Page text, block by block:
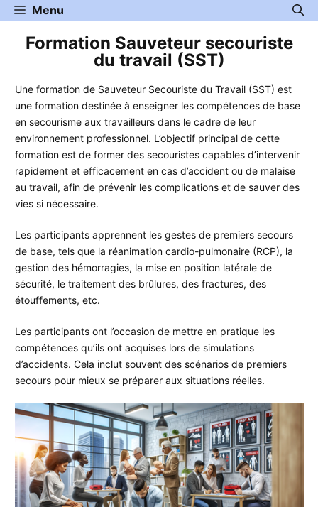
Aller
au
contenu
Menu
Formation Sauveteur secouriste
du travail (SST)
Une formation de Sauveteur Secouriste du Travail (SST) est
une formation destinée à enseigner les compétences de base
en secourisme aux travailleurs dans le cadre de leur
environnement professionnel. L’objectif principal de cette
formation est de former des secouristes capables d’intervenir
rapidement et efficacement en cas d’accident ou de malaise
au travail, afin de prévenir les complications et de sauver des
vies si nécessaire.
Les participants apprennent les gestes de premiers secours
de base, tels que la réanimation cardio-pulmonaire (RCP), la
gestion des hémorragies, la mise en position latérale de
sécurité, le traitement des brûlures, des fractures, des
étouffements, etc.
Les participants ont l’occasion de mettre en pratique les
compétences qu’ils ont acquises lors de simulations
d’accidents. Cela inclut souvent des scénarios de premiers
secours pour mieux se préparer aux situations réelles.